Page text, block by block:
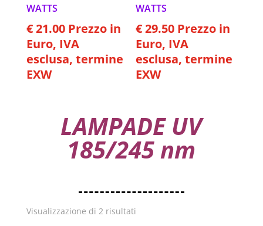
WATTS
€21.00 Prezzo in
Euro, IVA
esclusa, termine
EXW
WATTS
€29.50 Prezzo in
Euro, IVA
esclusa, termine
EXW
LAMPADE UV
185/245 nm
Visualizzazione di 2 risultati